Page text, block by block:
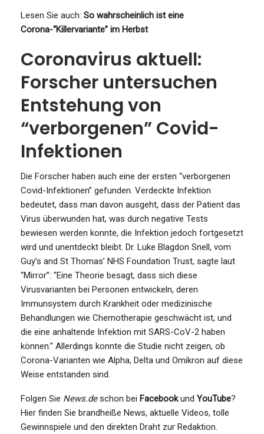
Lesen Sie auch: So wahrscheinlich ist eine
Corona-“Killervariante” im Herbst
Coronavirus aktuell:
Forscher untersuchen
Entstehung von
“verborgenen” Covid-
Infektionen
Die Forscher haben auch eine der ersten “verborgenen
Covid-Infektionen” gefunden. Verdeckte Infektion
bedeutet, dass man davon ausgeht, dass der Patient das
Virus überwunden hat, was durch negative Tests
bewiesen werden konnte, die Infektion jedoch fortgesetzt
wird und unentdeckt bleibt. Dr. Luke Blagdon Snell, vom
Guy’s and St Thomas’ NHS Foundation Trust, sagte laut
“Mirror”: “Eine Theorie besagt, dass sich diese
Virusvarianten bei Personen entwickeln, deren
Immunsystem durch Krankheit oder medizinische
Behandlungen wie Chemotherapie geschwächt ist, und
die eine anhaltende Infektion mit SARS-CoV-2 haben
können.” Allerdings konnte die Studie nicht zeigen, ob
Corona-Varianten wie Alpha, Delta und Omikron auf diese
Weise entstanden sind.
Folgen Sie News.deschon bei Facebookund YouTube?
Hier finden Sie brandheiße News, aktuelle Videos, tolle
Gewinnspiele und den direkten Draht zur Redaktion.